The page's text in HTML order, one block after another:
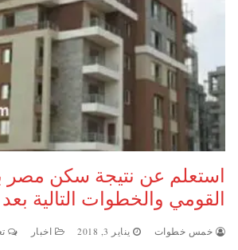
استعلم عن نتيجة سكن مصر
القومي والخطوات التالية
خمس خطوات يناير 3, 2018 اخبار